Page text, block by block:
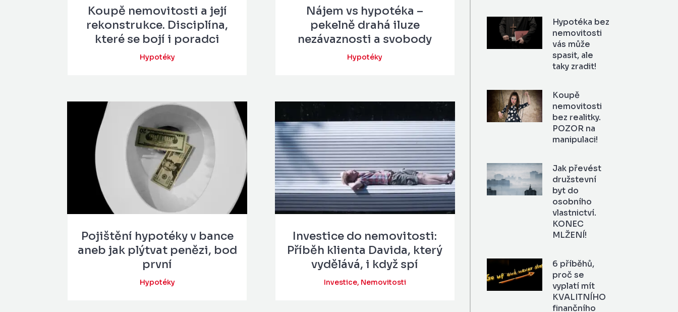
Koupě nemovitosti a její
rekonstrukce. Disciplína,
které se bojí i poradci
Hypotéky
Pojištění hypotéky v bance
aneb jak plýtvat penězi, bod
první
Hypotéky
Nájem vs hypotéka –
pekelně drahá iluze
nezávaznosti a svobody
Hypotéky
Investice do nemovitosti:
Příběh klienta Davida, který
vydělává, i když spí
Investice, Nemovitosti
Hypotéka bez
nemovitosti
vás může
spasit, ale
taky zradit!
Koupě
nemovitosti
bez realitky.
POZOR na
manipulaci!
Jak převést
družstevní
byt do
osobního
vlastnictví.
KONEC
MLŽENÍ!
6 příběhů,
proč se
vyplatí mít
KVALITNÍHO
finančního